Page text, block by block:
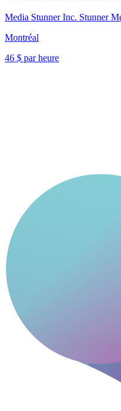
Media Stunner Inc. Stunner
Montréal
46 $ par heure